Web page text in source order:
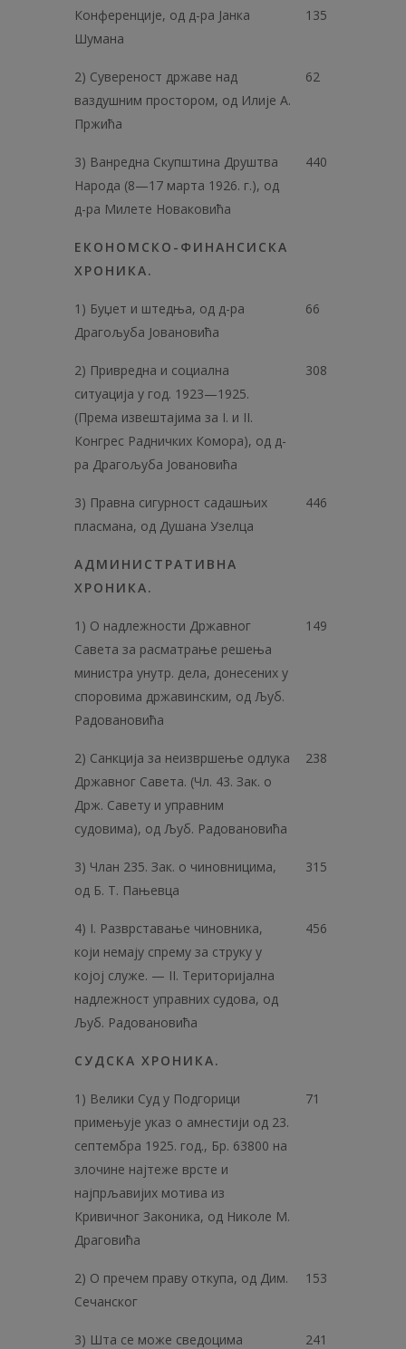
Конференције, од д-ра Јанка
Шумана
135
2) Сувереност државе над
ваздушним простором, од Илије А.
Пржића
62
3) Ванредна Скупштина Друштва
Народа (8—17 марта 1926. г.), од
д-ра Милете Новаковића
440
ЕКОНОМСКО-ФИНАНСИСКА
ХРОНИКА.
1) Буџет и штедња, од д-ра
Драгољуба Јовановића
66
2) Привредна и социална
ситуација у год. 1923—1925.
(Према извештајима за I. и II.
Конгрес Радничких Комора), од д-
ра Драгољуба Јовановића
308
3) Правна сигурност садашњих
пласмана, од Душана Узелца
446
АДМИНИСТРАТИВНА
ХРОНИКА.
1) O надлежности Државног
Савета за расматрање решења
министра унутр. дела, донесених у
споровима државинским, од Љуб.
Радовановића
149
2) Санкција за неизвршење одлука
Државног Савета. (Чл. 43. Зак. о
Држ. Савету и управним
судовима), од Љуб. Радовановића
238
3) Члан 235. Зак. о чиновницима,
од Б. Т. Пањевца
315
4) I. Разврставање чиновника,
који немају спрему за струку у
којој служе. — II. Територијална
надлежност управних судова, од
Љуб. Радовановића
456
СУДСКА ХРОНИКА.
1) Велики Суд у Подгорици
примењује указ о амнестији од 23.
септембра 1925. год., Бр. 63800 на
злочине најтеже врсте и
најпрљавијих мотива из
Кривичног Законика, од Николе М.
Драговића
71
2) О пречем праву откупа, од Дим.
Сечанског
153
3) Шта се може сведоцима
241